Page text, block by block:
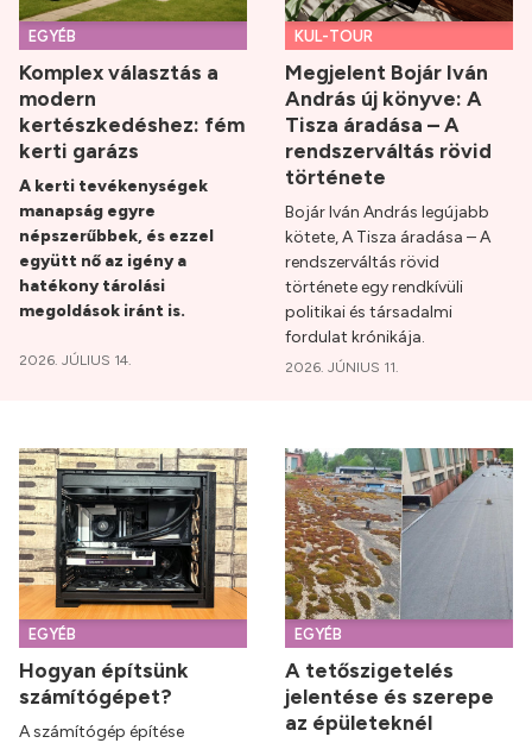
EGYÉB
Komplex választás a
modern
kertészkedéshez: fém
kerti garázs
A kerti tevékenységek
manapság egyre
népszerűbbek, és ezzel
együtt nő az igény a
hatékony tárolási
megoldások iránt is.
2026. JÚLIUS 14.
KUL-TOUR
Megjelent Bojár Iván
András új könyve: A
Tisza áradása – A
rendszerváltás rövid
története
Bojár Iván András legújabb
kötete, A Tisza áradása – A
rendszerváltás rövid
története egy rendkívüli
politikai és társadalmi
fordulat krónikája.
2026. JÚNIUS 11.
EGYÉB
Hogyan építsünk
számítógépet?
A számítógép építése
EGYÉB
A tetőszigetelés
jelentése és szerepe
az épületeknél